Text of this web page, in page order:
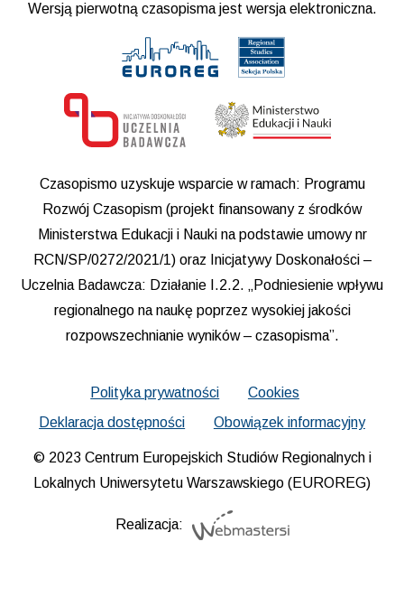
Wersją pierwotną czasopisma jest wersja elektroniczna.
Czasopismo uzyskuje wsparcie w ramach: Programu
Rozwój Czasopism (projekt finansowany z środków
Ministerstwa Edukacji i Nauki na podstawie umowy nr
RCN/SP/0272/2021/1) oraz Inicjatywy Doskonałości –
Uczelnia Badawcza: Działanie I.2.2. „Podniesienie wpływu
regionalnego na naukę poprzez wysokiej jakości
rozpowszechnianie wyników – czasopisma”.
Polityka prywatności
Cookies
Deklaracja dostępności
Obowiązek informacyjny
© 2023 Centrum Europejskich Studiów Regionalnych i
Lokalnych Uniwersytetu Warszawskiego (EUROREG)
Realizacja: